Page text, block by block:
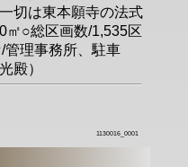
切は東本願寺の法式
㎡○総区画数/1,535区
理事務所、駐車
殿）
1130016_0001